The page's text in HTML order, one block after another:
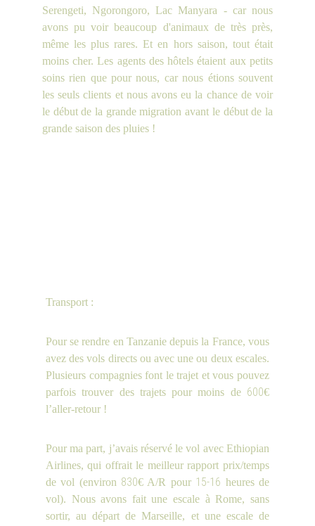
Serengeti, Ngorongoro, Lac Manyara - car nous
avons pu voir beaucoup d'animaux de très près,
même les plus rares. Et en hors saison, tout était
moins cher. Les agents des hôtels étaient aux petits
soins rien que pour nous, car nous étions souvent
les seuls clients et nous avons eu la chance de voir
le début de la grande migration avant le début de la
grande saison des pluies !
Transport :
Pour se rendre en Tanzanie depuis la France, vous
avez des vols directs ou avec une ou deux escales.
Plusieurs compagnies font le trajet et vous pouvez
parfois trouver des trajets pour moins de 600€
l’aller-retour !
Pour ma part, j’avais réservé le vol avec Ethiopian
Airlines, qui offrait le meilleur rapport prix/temps
de vol (environ 830€ A/R pour 15-16 heures de
vol). Nous avons fait une escale à Rome, sans
sortir, au départ de Marseille, et une escale de